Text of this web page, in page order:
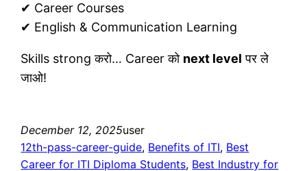
✔ Career Courses
✔ English & Communication Learning
Skills strong करो… Career को next level पर ले
जाओ!
December 12, 2025user
12th-pass-career-guide, Benefits of ITI, Best
Career for ITI Diploma Students, Best Industry for